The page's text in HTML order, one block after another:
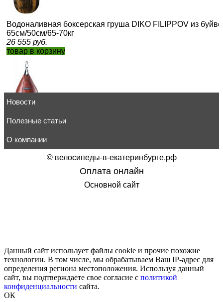
Водоналивная боксерская груша DIKO FILIPPOV из
65см/50см/65-70кг
26 555 руб.
товар в корзину
8 688 руб.
Водоналивная боксерская груша BIG WATER PEAR
Груша Шар DIKO FILIPPOV из буйволиной кожи 60см/
20 798 руб.
товар в корзину
Новости
Полезные статьи
О компании
© велосипеды-в-екатеринбурге.рф
Оплата онлайн
Основной сайт
Данный сайт использует файлы cookie и прочие похожие
технологии. В том числе, мы обрабатываем Ваш IP-адрес для
определения региона местоположения. Используя данный
сайт, вы подтверждаете свое согласие с политикой
конфиденциальности сайта.
ОК